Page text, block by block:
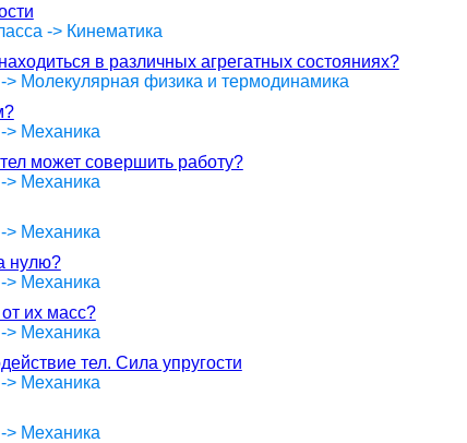
-> Кинематика
в различных агрегатных состояниях?
> Молекулярная физика и термодинамика
> Механика
может совершить работу?
> Механика
> Механика
нулю?
> Механика
их масс?
> Механика
тел. Сила упругости
> Механика
> Механика